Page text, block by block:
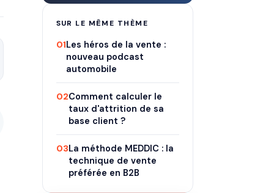
SUR LE MÊME THÈME
01Les héros de la vente :
nouveau podcast
automobile
02Comment calculer le
taux d'attrition de sa
base client ?
03La méthode MEDDIC : la
technique de vente
préférée en B2B